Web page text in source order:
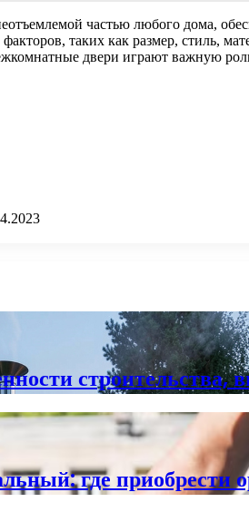
частью любого дома,
таких как размер, стиль,
двери играют важную
где приобрести